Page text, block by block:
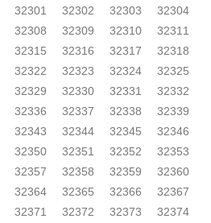
32301 32302 32303
32304
32308 32309 32310
32311
32315 32316 32317
32318
32322 32323 32324
32325
32329 32330 32331
32332
32336 32337 32338
32339
32343 32344 32345
32346
32350 32351 32352
32353
32357 32358 32359
32360
32364 32365 32366
32367
32371 32372 32373
32374